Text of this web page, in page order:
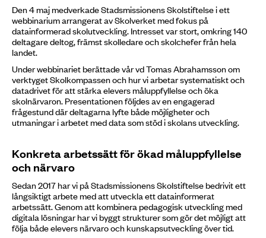
Den 4 maj medverkade Stadsmissionens Skolstiftelse i ett
webbinarium arrangerat av Skolverket med fokus på
datainformerad skolutveckling. Intresset var stort, omkring 140
deltagare deltog, främst skolledare och skolchefer från hela
landet.
Under webbinariet berättade vår vd Tomas Abrahamsson om
verktyget Skolkompassen och hur vi arbetar systematiskt och
datadrivet för att stärka elevers måluppfyllelse och öka
skolnärvaron. Presentationen följdes av en engagerad
frågestund där deltagarna lyfte både möjligheter och
utmaningar i arbetet med data som stöd i skolans utveckling.
Konkreta arbetssätt för ökad måluppfyllelse
och närvaro
Sedan 2017 har vi på Stadsmissionens Skolstiftelse bedrivit ett
långsiktigt arbete med att utveckla ett datainformerat
arbetssätt. Genom att kombinera pedagogisk utveckling med
digitala lösningar har vi byggt strukturer som gör det möjligt att
följa både elevers närvaro och kunskapsutveckling över tid.